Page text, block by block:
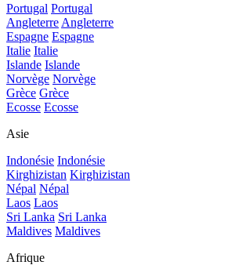
Portugal Portugal
Angleterre Angleterre
Espagne Espagne
Italie Italie
Islande Islande
Norvège Norvège
Grèce Grèce
Ecosse Ecosse
Asie
Indonésie Indonésie
Kirghizistan Kirghizistan
Népal Népal
Laos Laos
Sri Lanka Sri Lanka
Maldives Maldives
Afrique